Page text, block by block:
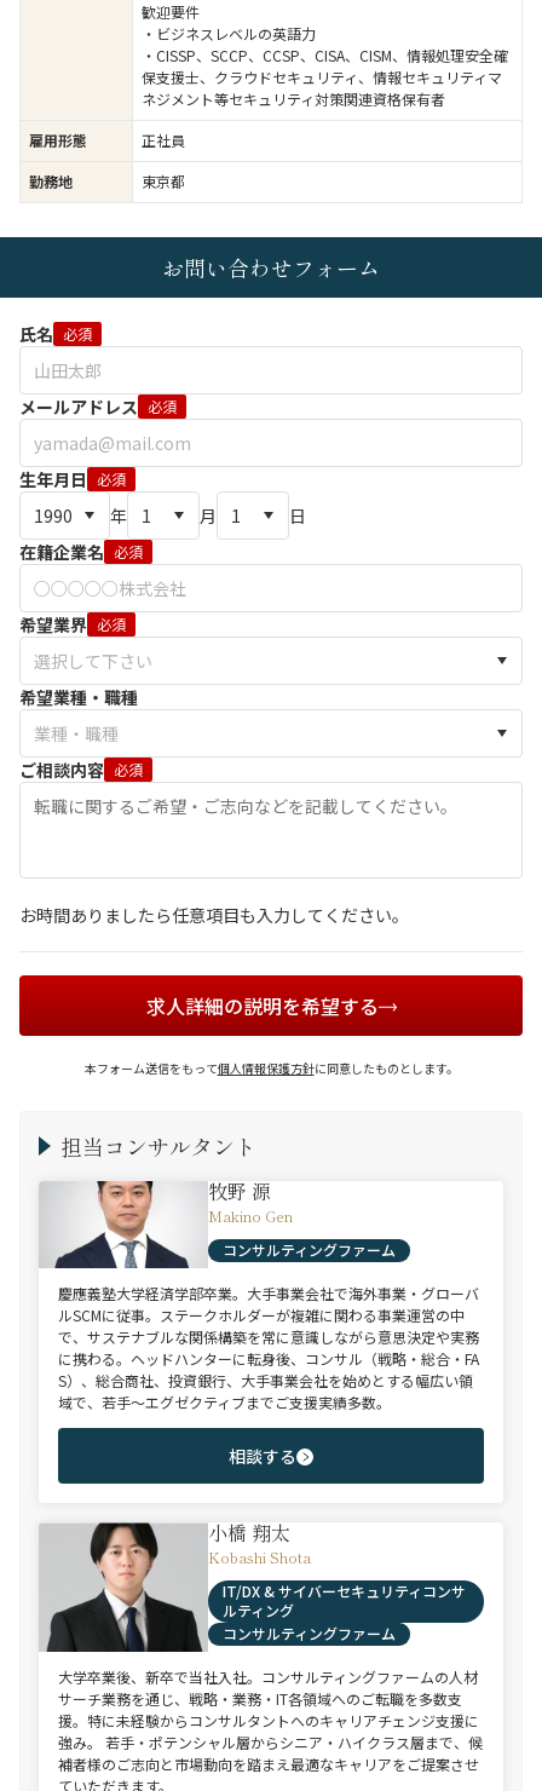
歓迎要件
・ビジネスレベルの英語力
・CISSP、SCCP、CCSP、CISA、CISM、情報処理安全確
保支援士、クラウドセキュリティ、情報セキュリティマ
ネジメント等セキュリティ対策関連資格保有者
雇用形態
正社員
勤務地
東京都
お問い合わせフォーム
氏名 必須
メールアドレス 必須
生年月日 必須
年 月
日
在籍企業名 必須
希望業界 必須
希望業種・職種
ご相談内容 必須
お時間ありましたら任意項目も入力してください。
求人詳細の説明を希望する
本フォーム送信をもって個人情報保護方針に同意したものとします。
担当コンサルタント
牧野 源
Makino Gen
コンサルティングファーム
慶應義塾大学経済学部卒業。大手事業会社で海外事業・グローバ
ルSCMに従事。ステークホルダーが複雑に関わる事業運営の中
で、サステナブルな関係構築を常に意識しながら意思決定や実務
に携わる。ヘッドハンターに転身後、コンサル（戦略・総合・FA
S）、総合商社、投資銀行、大手事業会社を始めとする幅広い領
域で、若手～エグゼクティブまでご支援実績多数。
相談する
小橋 翔太
Kobashi Shota
IT/DX & サイバーセキュリティコンサ
ルティング
コンサルティングファーム
大学卒業後、新卒で当社入社。コンサルティングファームの人材
サーチ業務を通じ、戦略・業務・IT各領域へのご転職を多数支
援。特に未経験からコンサルタントへのキャリアチェンジ支援に
強み。 若手・ポテンシャル層からシニア・ハイクラス層まで、候
補者様のご志向と市場動向を踏まえ最適なキャリアをご提案させ
ていただきます。